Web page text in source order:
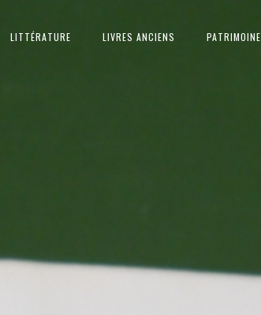
LITTÉRATURE LIVRES ANCIENS PATRIMOINE